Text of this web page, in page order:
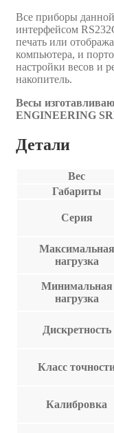
Все приборы
интерфейсом
печать или
компьютера, и
настройки весов и
накопитель.
Весы
ENGINEERING
Детали
Вес
Габариты
Серия
Максимальная
нагрузка
Минимальная
нагрузка
Дискретность
Класс
Калибровка